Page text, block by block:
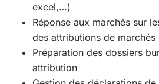
excel,…)
Réponse aux marchés sur
des attributions de marchés
Préparation des dossiers
attribution